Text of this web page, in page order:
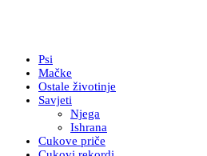
Psi
Mačke
Ostale životinje
Savjeti
Njega
Ishrana
Cukove priče